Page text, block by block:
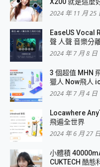
X200 就是這麼
2024 年 11 月 25
EaseUS Vocal
聲 人聲 音樂分
2024 年 7 月 8 日
3 個超值 MHN
獵人 Now飛人
2024 年 7 月 4 日
Locawhere
飛遍全世界
2024 年 6 月 27
小體積
CUKTECH 酷態